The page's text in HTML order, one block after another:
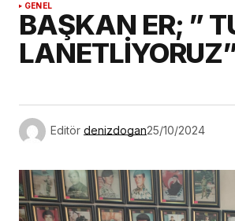
GENEL
BAŞKAN ER; ”
Editör denizdogan25/10/2024